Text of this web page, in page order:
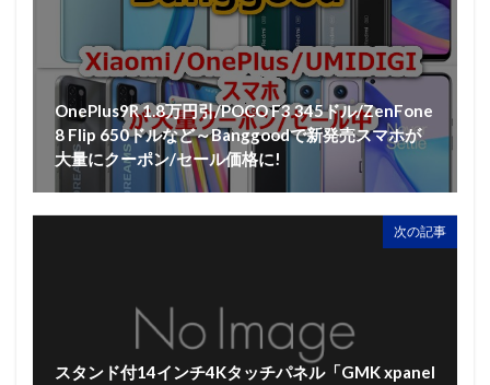
OnePlus9R 1.8万円引/POCO F3 345ドル/ZenFone
8 Flip 650ドルなど～Banggoodで新発売スマホが
大量にクーポン/セール価格に!
次の記事
スタンド付14インチ4Kタッチパネル「GMK xpanel